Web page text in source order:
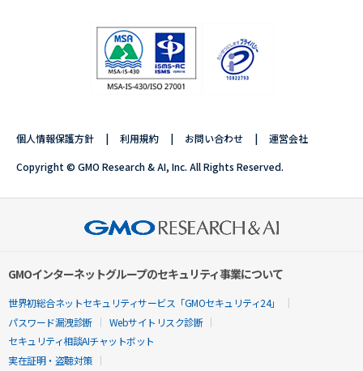
個人情報保護方針 利用規約 お問い合わせ 運営会社
Copyright © GMO Research & AI, Inc. All Rights Reserved.
GMOインターネットグループのセキュリティ事業について
世界初総合ネットセキュリティサービス「GMOセキュリティ24」
パスワード漏洩診断
Webサイトリスク診断
セキュリティ相談AIチャットボット
実在証明・盗聴対策